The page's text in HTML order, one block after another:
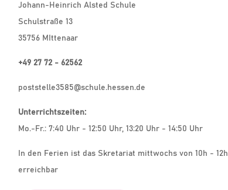
Johann-Heinrich Alsted Schule
Schulstraße 13
35756 MIttenaar
+49 27 72 - 62562
poststelle3585@schule.hessen.de
Unterrichtszeiten:
Mo.-Fr.: 7:40 Uhr - 12:50 Uhr, 13:20 Uhr - 14:50 Uhr
In den Ferien ist das Skretariat mittwochs von 10h - 12h
erreichbar